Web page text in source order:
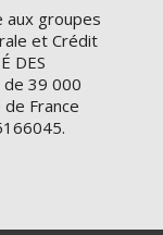
aux groupes
et Crédit
DES
de 39 000
France